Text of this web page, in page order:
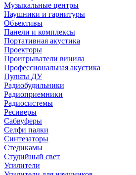
Музыкальные центры
Наушники и гарнитуры
Объективы
Панели и комплексы
Портативная акустика
Проекторы
Проигрыватели винила
Профессиональная акустика
Пульты ДУ
Радиобудильники
Радиоприемники
Радиосистемы
Ресиверы
Сабвуферы
Селфи палки
Синтезаторы
Стедикамы
Студийный свет
Усилители